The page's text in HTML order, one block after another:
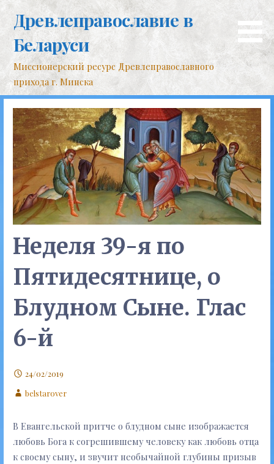
контенту
Древлеправославие в
Беларуси
Миссионерский ресурс Древлеправославного
прихода г. Минска
Неделя 39-я по
Пятидесятнице, о
Блудном Сыне. Глас
6-й
24/02/2019
belstarover
В Евангельской притче о блудном сыне изображается
любовь Бога к согрешившему человеку как любовь отца
к своему сыну, и звучит необычайной глубины призыв